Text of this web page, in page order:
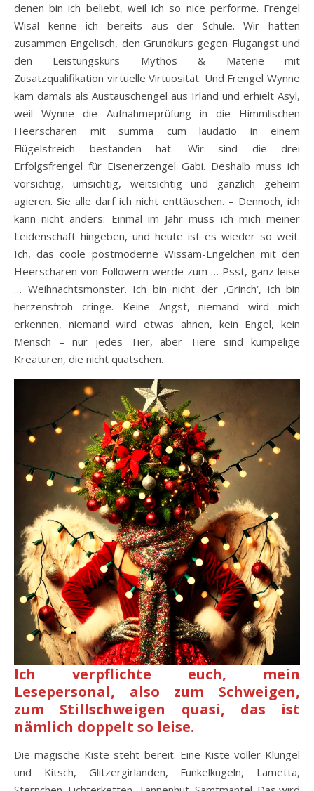
denen bin ich beliebt, weil ich so nice performe. Frengel
Wisal kenne ich bereits aus der Schule. Wir hatten
zusammen Engelisch, den Grundkurs gegen Flugangst und
den Leistungskurs Mythos & Materie mit
Zusatzqualifikation virtuelle Virtuosität. Und Frengel Wynne
kam damals als Austauschengel aus Irland und erhielt Asyl,
weil Wynne die Aufnahmeprüfung in die Himmlischen
Heerscharen mit summa cum laudatio in einem
Flügelstreich bestanden hat. Wir sind die drei
Erfolgsfrengel für Eisenerzengel Gabi. Deshalb muss ich
vorsichtig, umsichtig, weitsichtig und gänzlich geheim
agieren. Sie alle darf ich nicht enttäuschen. – Dennoch, ich
kann nicht anders: Einmal im Jahr muss ich mich meiner
Leidenschaft hingeben, und heute ist es wieder so weit.
Ich, das coole postmoderne Wissam-Engelchen mit den
Heerscharen von Followern werde zum … Psst, ganz leise
… Weihnachtsmonster. Ich bin nicht der ‚Grinch‘, ich bin
herzensfroh cringe. Keine Angst, niemand wird mich
erkennen, niemand wird etwas ahnen, kein Engel, kein
Mensch – nur jedes Tier, aber Tiere sind kumpelige
Kreaturen, die nicht quatschen.
Ich verpflichte euch, mein
Lesepersonal, also zum Schweigen,
zum Stillschweigen quasi, das ist
nämlich doppelt so leise.
Die magische Kiste steht bereit. Eine Kiste voller Klüngel
und Kitsch, Glitzergirlanden, Funkelkugeln, Lametta,